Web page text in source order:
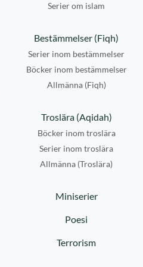
Serier om islam
Bestämmelser (Fiqh)
Serier inom bestämmelser
Böcker inom bestämmelser
Allmänna (Fiqh)
Troslära (Aqidah)
Böcker inom troslära
Serier inom troslära
Allmänna (Troslära)
Miniserier
Poesi
Terrorism